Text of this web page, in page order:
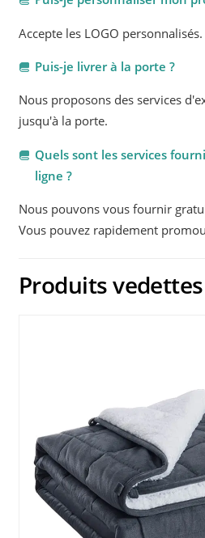
Accepte les LOGO personnalisés.
Puis-je livrer à la porte ?
Nous proposons des services
jusqu'à la porte.
Quels sont les services
ligne ?
Nous pouvons vous fournir
Vous pouvez rapidement
Produits vedettes